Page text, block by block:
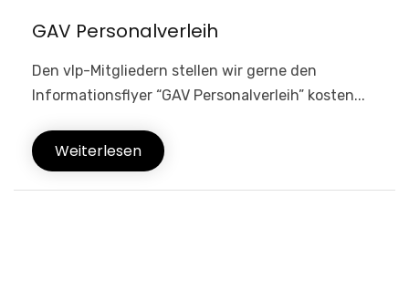
GAV Personalverleih
Den vlp-Mitgliedern stellen wir gerne den
Informationsflyer “GAV Personalverleih” kosten...
Weiterlesen